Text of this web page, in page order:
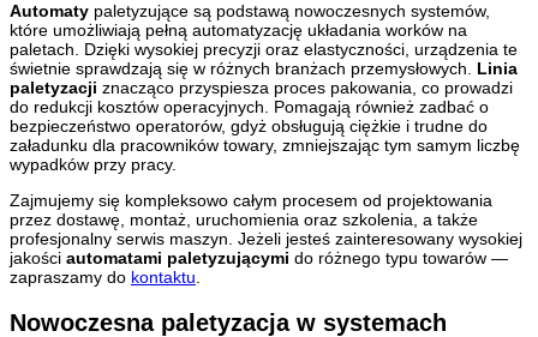
Automaty paletyzujące są podstawą nowoczesnych systemów,
które umożliwiają pełną automatyzację układania worków na
paletach. Dzięki wysokiej precyzji oraz elastyczności, urządzenia te
świetnie sprawdzają się w różnych branżach przemysłowych. Linia
paletyzacji znacząco przyspiesza proces pakowania, co prowadzi
do redukcji kosztów operacyjnych. Pomagają również zadbać o
bezpieczeństwo operatorów, gdyż obsługują ciężkie i trudne do
załadunku dla pracowników towary, zmniejszając tym samym liczbę
wypadków przy pracy.
Zajmujemy się kompleksowo całym procesem od projektowania
przez dostawę, montaż, uruchomienia oraz szkolenia, a także
profesjonalny serwis maszyn. Jeżeli jesteś zainteresowany wysokiej
jakości automatami paletyzującymi do różnego typu towarów —
zapraszamy do kontaktu
Nowoczesna paletyzacja w systemach